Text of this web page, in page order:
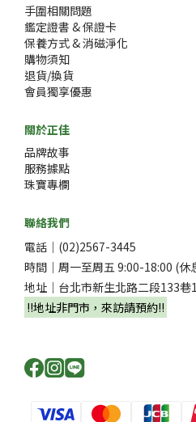
手圍相關問題
鑑定證書 & 保證卡
保養方式 & 消磁淨化
購物須知
退貨/換貨
會員獨享優惠
關於正佳
品牌故事
服務據點
珠寶專欄
聯絡我們
電話｜(02)2567-3445
時間｜周一至周五 9:00-18:00 (休
地址｜台北市新生北路二段133巷
‼️地址非門市，來訪請預約‼️